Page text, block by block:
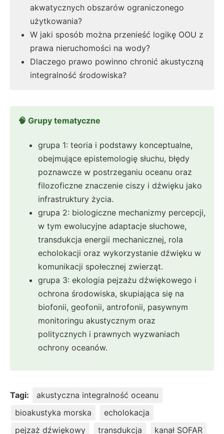
akwatycznych obszarów ograniczonego
użytkowania?
W jaki sposób można przenieść logikę OOU z
prawa nieruchomości na wody?
Dlaczego prawo powinno chronić akustyczną
integralność środowiska?
🧠 Grupy tematyczne
grupa 1: teoria i podstawy konceptualne,
obejmujące epistemologię słuchu, błędy
poznawcze w postrzeganiu oceanu oraz
filozoficzne znaczenie ciszy i dźwięku jako
infrastruktury życia.
grupa 2: biologiczne mechanizmy percepcji,
w tym ewolucyjne adaptacje słuchowe,
transdukcja energii mechanicznej, rola
echolokacji oraz wykorzystanie dźwięku w
komunikacji społecznej zwierząt.
grupa 3: ekologia pejzażu dźwiękowego i
ochrona środowiska, skupiająca się na
biofonii, geofonii, antrofonii, pasywnym
monitoringu akustycznym oraz
politycznych i prawnych wyzwaniach
ochrony oceanów.
Tagi:
akustyczna integralność oceanu
bioakustyka morska
echolokacja
pejzaż dźwiękowy
transdukcja kanał SOFAR